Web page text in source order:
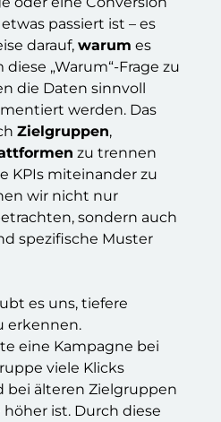
passiert ist – es
darauf, warum es
„Warum“-Frage zu
die Daten sinnvoll
werden. Das
Zielgruppen,
zu trennen
KPIs miteinander zu
wir nicht nur
sondern auch
spezifische Muster
es uns, tiefere
erkennen.
eine Kampagne bei
viele Klicks
bei älteren Zielgruppen
ist. Durch diese